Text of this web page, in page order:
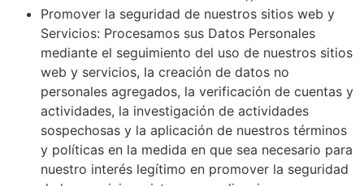
Promover la seguridad de nuestros sitios web y
Servicios: Procesamos sus Datos Personales
mediante el seguimiento del uso de nuestros sitios
web y servicios, la creación de datos no
personales agregados, la verificación de cuentas y
actividades, la investigación de actividades
sospechosas y la aplicación de nuestros términos
y políticas en la medida en que sea necesario para
nuestro interés legítimo en promover la seguridad